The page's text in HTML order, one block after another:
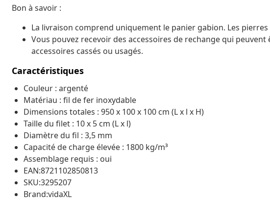
Bon à savoir :
La livraison comprend uniquement le panier gabion. Les
Vous pouvez recevoir des accessoires de rechange qui
accessoires cassés ou usagés.
Caractéristiques
Couleur : argenté
Matériau : fil de fer inoxydable
Dimensions totales : 950 x 100 x 100 cm (L x l x H)
Taille du filet : 10 x 5 cm (L x l)
Diamètre du fil : 3,5 mm
Capacité de charge élevée : 1800 kg/m³
Assemblage requis : oui
EAN:8721102850813
SKU:3295207
Brand:vidaXL